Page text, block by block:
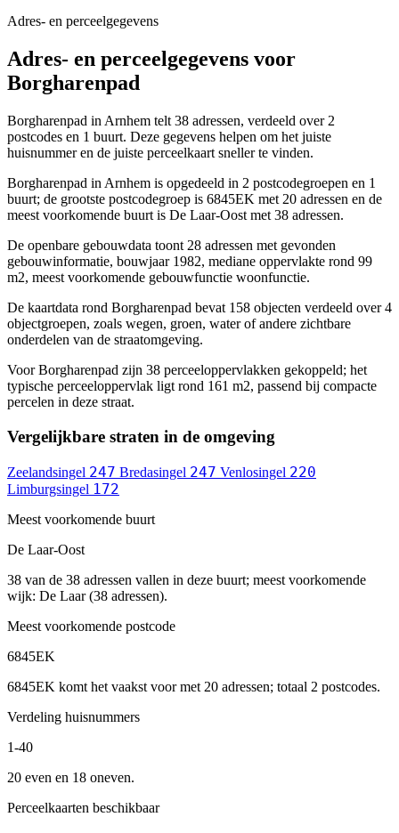
Adres- en perceelgegevens
Adres- en perceelgegevens voor
Borgharenpad
Borgharenpad in Arnhem telt 38 adressen, verdeeld over 2
postcodes en 1 buurt. Deze gegevens helpen om het juiste
huisnummer en de juiste perceelkaart sneller te vinden.
Borgharenpad in Arnhem is opgedeeld in 2 postcodegroepen en 1
buurt; de grootste postcodegroep is 6845EK met 20 adressen en de
meest voorkomende buurt is De Laar-Oost met 38 adressen.
De openbare gebouwdata toont 28 adressen met gevonden
gebouwinformatie, bouwjaar 1982, mediane oppervlakte rond 99
m2, meest voorkomende gebouwfunctie woonfunctie.
De kaartdata rond Borgharenpad bevat 158 objecten verdeeld over 4
objectgroepen, zoals wegen, groen, water of andere zichtbare
onderdelen van de straatomgeving.
Voor Borgharenpad zijn 38 perceeloppervlakken gekoppeld; het
typische perceeloppervlak ligt rond 161 m2, passend bij compacte
percelen in deze straat.
Vergelijkbare straten in de omgeving
Zeelandsingel 247 Bredasingel 247 Venlosingel 220
Limburgsingel 172
Meest voorkomende buurt
De Laar-Oost
38 van de 38 adressen vallen in deze buurt; meest voorkomende
wijk: De Laar (38 adressen).
Meest voorkomende postcode
6845EK
6845EK komt het vaakst voor met 20 adressen; totaal 2 postcodes.
Verdeling huisnummers
1-40
20 even en 18 oneven.
Perceelkaarten beschikbaar